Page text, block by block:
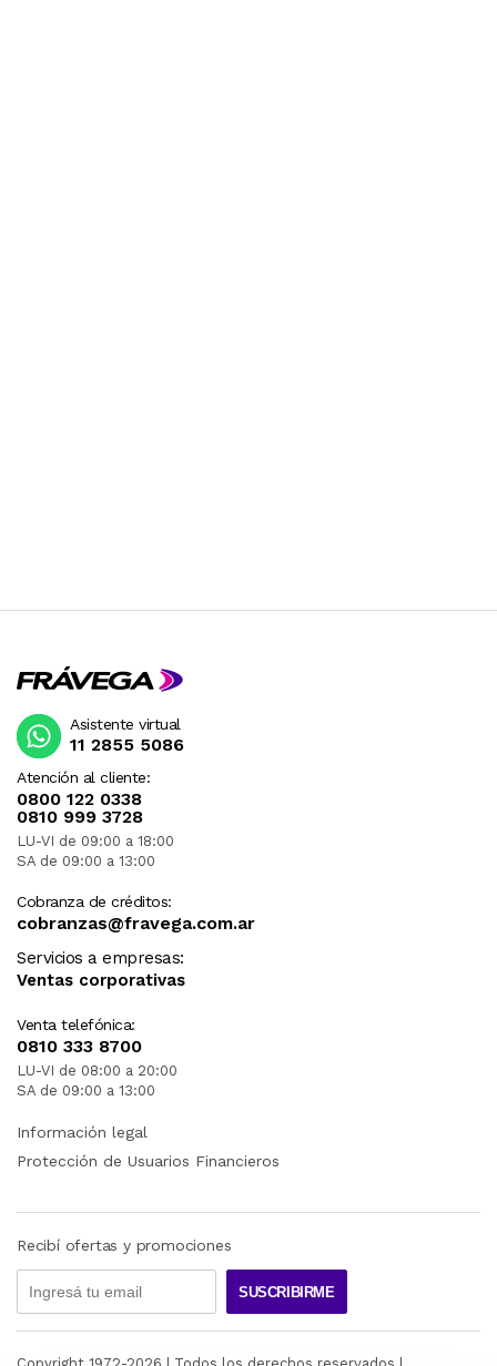
Atención al cliente:
0800 122 0338
0810 999 3728
LU-VI de 09:00 a 18:00
SA de 09:00 a 13:00
Cobranza de créditos:
cobranzas@fravega.com.ar
Servicios a empresas:
Ventas corporativas
Venta telefónica:
0810 333 8700
LU-VI de 08:00 a 20:00
SA de 09:00 a 13:00
Asistente virtual
11 2855 5086
Información legal
Protección de Usuarios Financieros
Recibí ofertas y promociones
SUSCRIBIRME